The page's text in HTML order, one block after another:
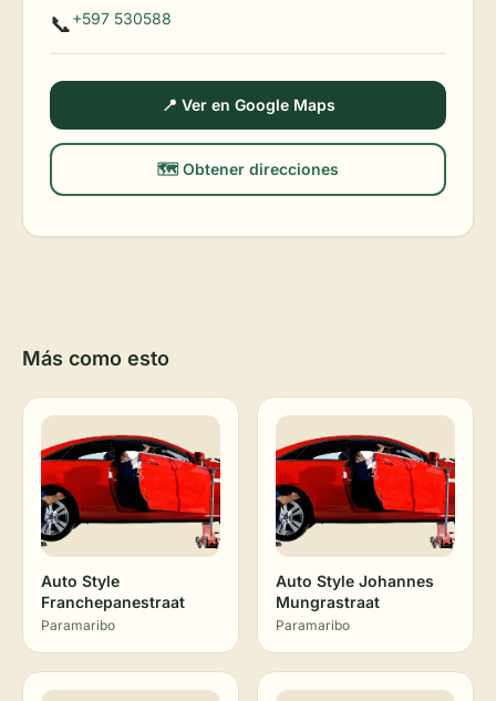
📞+597 530588
📍 Ver en Google Maps
🗺️ Obtener direcciones
Más como esto
Auto Style
Franchepanestraat
Paramaribo
Auto Style Johannes
Mungrastraat
Paramaribo